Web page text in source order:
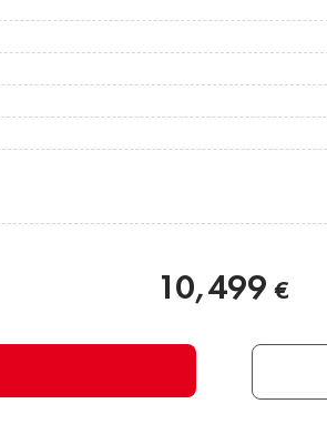
10,499 €